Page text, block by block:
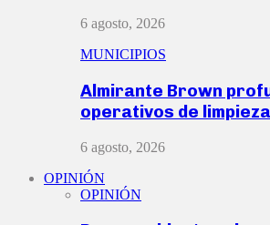
6 agosto, 2026
MUNICIPIOS
Almirante Brown
operativos de
6 agosto, 2026
OPINIÓN
OPINIÓN